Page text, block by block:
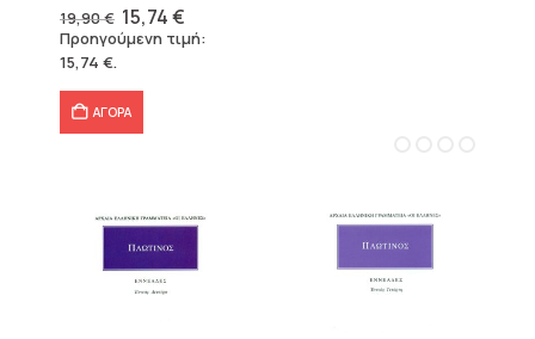
19,90€ Original
price
was:
15,74€Η
τρέχουσα
τιμή
Προηγούμενη τιμή:
15,74 €.
ΑΓΟΡΑ